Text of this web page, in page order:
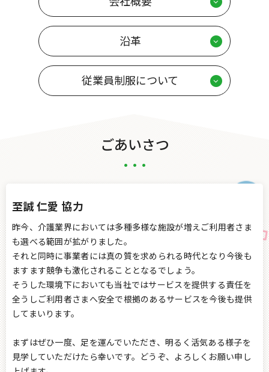
沿革
従業員制服について
ごあいさつ
至誠 仁愛 協力
昨今、介護業界においては多種多様な施設が増えご利用者さま
も選べる範囲が拡がりました。
それと同時に事業者には真の質を求められる時代となり今後も
ますます競争も激化されることとなるでしょう。
そうした環境下においても当社ではサービスを提供する責任を
全うしご利用者さまへ安全で根拠のあるサービスを今後も提供
してまいります。
まずはぜひ一度、足を運んでいただき、明るく活気ある様子を
見学していただけたら幸いです。どうぞ、よろしくお願い申し